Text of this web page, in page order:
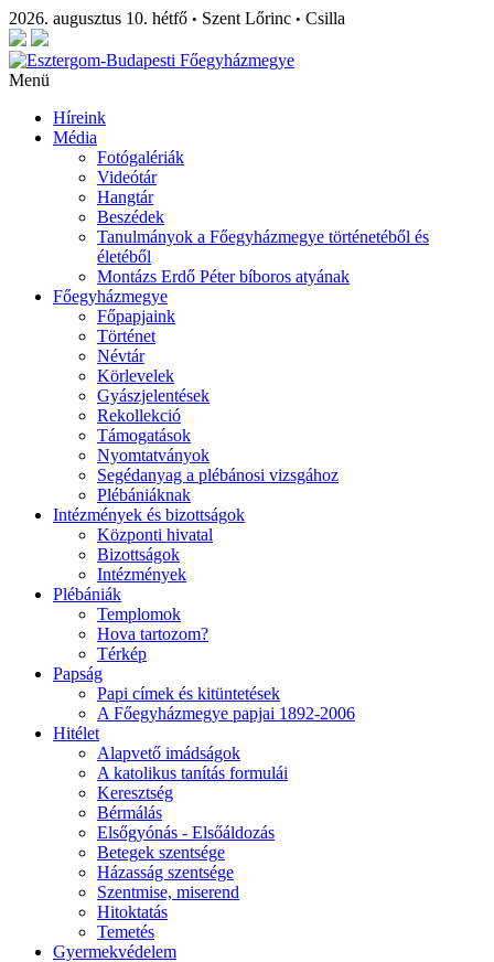
2026. augusztus 10. hétfő • Szent Lőrinc • Csilla
Menü
Híreink
Média
Fotógalériák
Videótár
Hangtár
Beszédek
Tanulmányok a Főegyházmegye történetéből és
életéből
Montázs Erdő Péter bíboros atyának
Főegyházmegye
Főpapjaink
Történet
Névtár
Körlevelek
Gyászjelentések
Rekollekció
Támogatások
Nyomtatványok
Segédanyag a plébánosi vizsgához
Plébániáknak
Intézmények és bizottságok
Központi hivatal
Bizottságok
Intézmények
Plébániák
Templomok
Hova tartozom?
Térkép
Papság
Papi címek és kitüntetések
A Főegyházmegye papjai 1892-2006
Hitélet
Alapvető imádságok
A katolikus tanítás formulái
Keresztség
Bérmálás
Elsőgyónás - Elsőáldozás
Betegek szentsége
Házasság szentsége
Szentmise, miserend
Hitoktatás
Temetés
Gyermekvédelem